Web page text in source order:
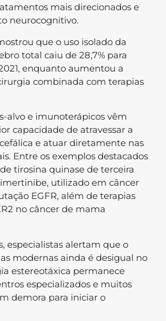
mais direcionados e
neurocognitivo.
que o uso isolado da
total caiu de 28,7% para
enquanto aumentou a
combinada com terapias
alvo e imunoterápicos vêm
capacidade de atravessar a
e atuar diretamente nas
Entre os exemplos destacados
tirosina quinase de terceira
utilizado em câncer
EGFR, além de terapias
no câncer de mama
especialistas alertam que o
modernas ainda é desigual no
estereotáxica permanece
especializados e muitos
demora para iniciar o